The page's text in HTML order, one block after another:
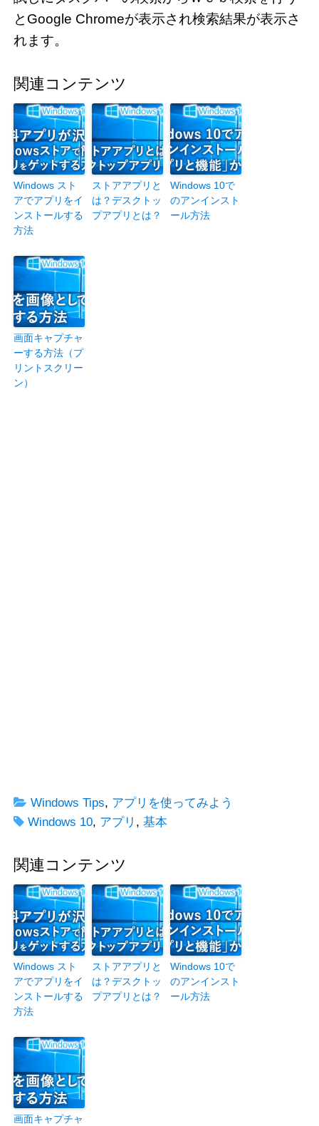
とGoogle Chromeが表示され検索結果が表示さ
れます。
関連コンテンツ
Windows スト
アでアプリをイ
ンストールする
方法
ストアアプリと
は？デスクトッ
プアプリとは？
Windows 10で
のアンインスト
ール方法
画面キャプチャ
ーする方法（プ
リントスクリー
ン）
Windows Tips, アプリを使ってみよう
Windows 10, アプリ , 基本
関連コンテンツ
Windows スト
アでアプリをイ
ンストールする
方法
ストアアプリと
は？デスクトッ
プアプリとは？
Windows 10で
のアンインスト
ール方法
画面キャプチャ